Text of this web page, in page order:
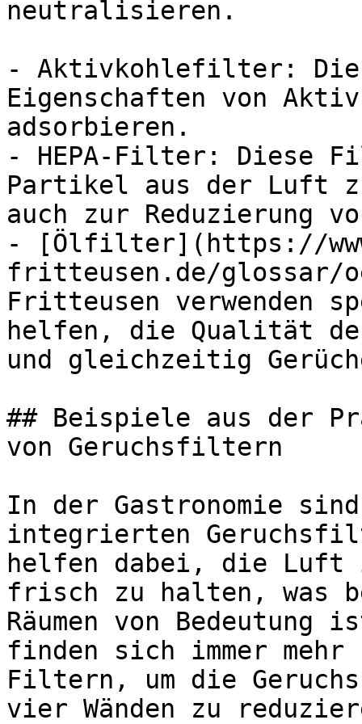
neutralisieren.
- Aktivkohlefilter:
Eigenschaften von
adsorbieren.
- HEPA-Filter: Diese
Partikel aus der Luft
auch zur Reduzierung
- [Ölfilter](https://
fritteusen.de/
Fritteusen
helfen, die Qualität
und gleichzeitig
## Beispiele aus der
von Geruchsfiltern
In der Gastronomie
integrierten
helfen dabei, die Luft
frisch zu halten, was
Räumen von
finden sich immer
Filtern, um die
vier Wänden zu